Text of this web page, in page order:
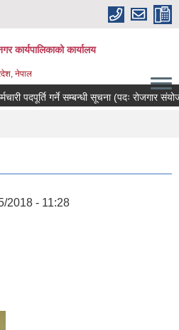
कार्यपालिकाको कार्यालय
नेपाल
पदपूर्ति गर्ने सम्बन्धी सूचना (पदः रोजगार संयोजक,
2018 - 11:28